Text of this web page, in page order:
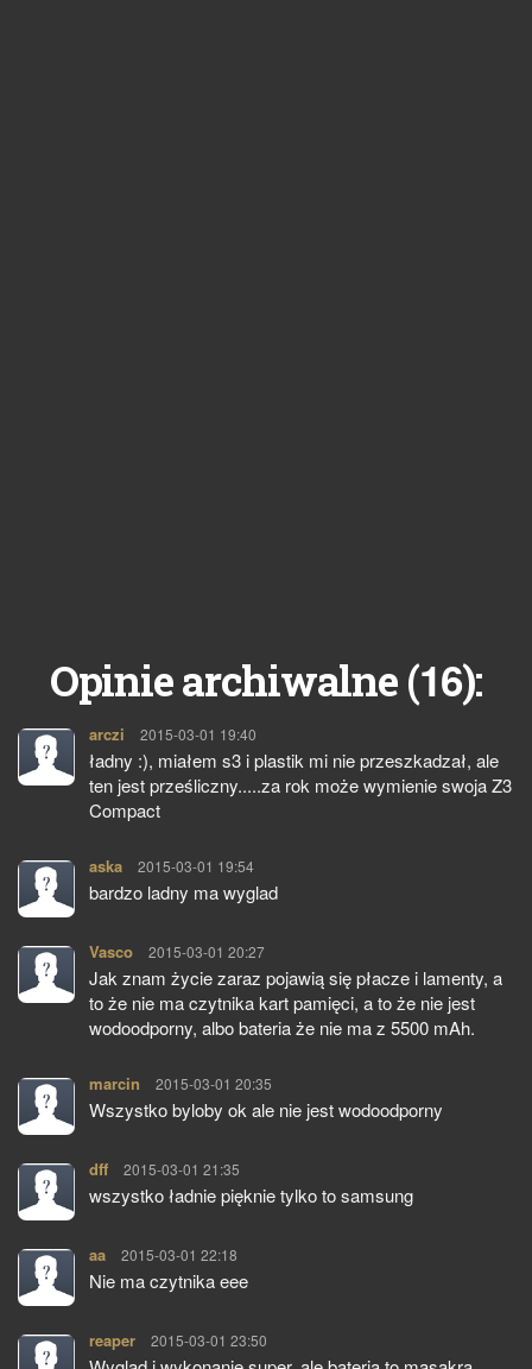
Opinie archiwalne (16):
arczi pisze:
2015-03-01 19:40
ładny :), miałem s3 i plastik mi nie przeszkadzał, ale
ten jest prześliczny.....za rok może wymienie swoja Z3
Compact
aska pisze:
2015-03-01 19:54
bardzo ladny ma wyglad
Vasco pisze:
2015-03-01 20:27
Jak znam życie zaraz pojawią się płacze i lamenty, a
to że nie ma czytnika kart pamięci, a to że nie jest
wodoodporny, albo bateria że nie ma z 5500 mAh.
marcin pisze:
2015-03-01 20:35
Wszystko byloby ok ale nie jest wodoodporny
dff pisze:
2015-03-01 21:35
wszystko ładnie pięknie tylko to samsung
aa pisze:
2015-03-01 22:18
Nie ma czytnika eee
reaper pisze:
2015-03-01 23:50